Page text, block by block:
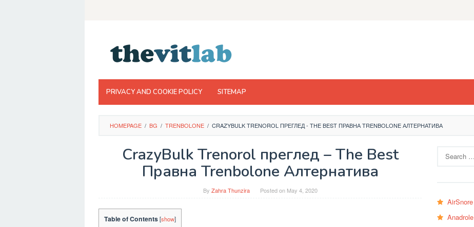
PRIVACY AND COOKIE POLICY SITEMAP
HOMEPAGE / BG / TRENBOLONE / CRAZYBULK TRENOROL ПРЕГЛЕД - THE BEST ПРАВНА TRENBOLONE АЛТЕРНАТИВА
CrazyBulk Trenorol преглед – The Best
Правна Trenbolone Алтернатива
By Zahra Thunzira Posted on May 4, 2020
Table of Contents[show]
for:
AirSnore
Anadrole